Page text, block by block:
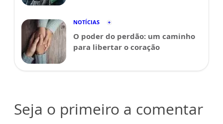
NOTÍCIAS
O poder do perdão: um caminho
para libertar o coração
Seja o primeiro a comentar